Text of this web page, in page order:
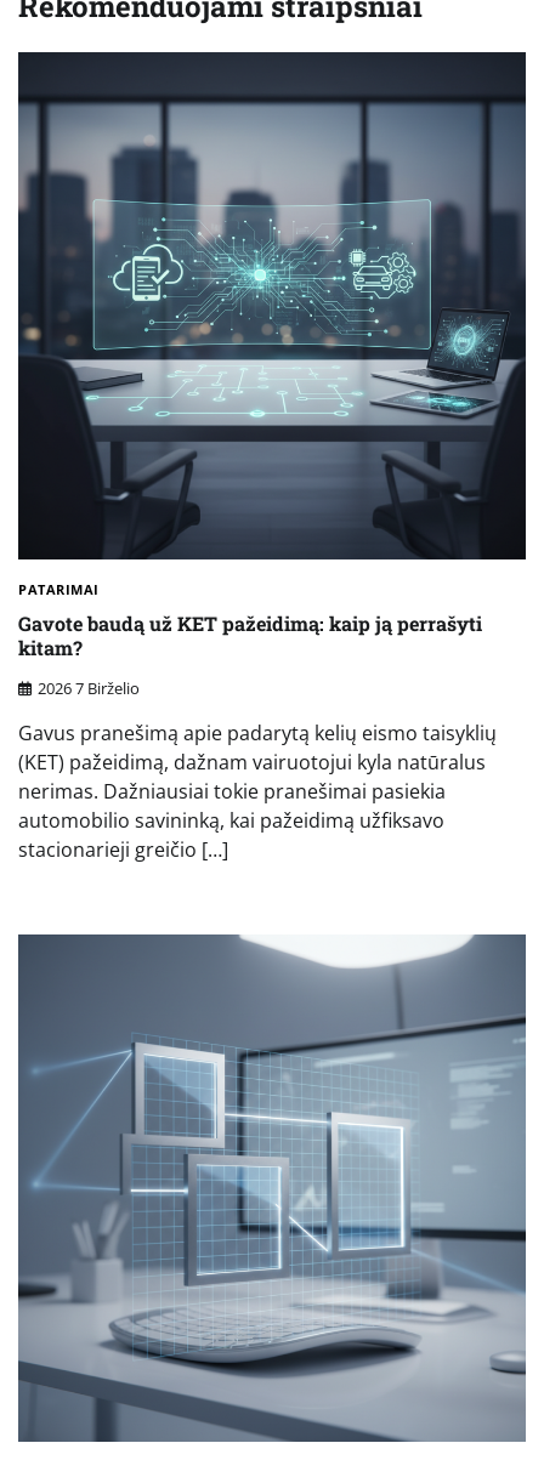
PATARIMAI
Gavote baudą už KET pažeidimą: kaip ją perrašyti
kitam?
2026 7 Birželio
Gavus pranešimą apie padarytą kelių eismo taisyklių
(KET) pažeidimą, dažnam vairuotojui kyla natūralus
nerimas. Dažniausiai tokie pranešimai pasiekia
automobilio savininką, kai pažeidimą užfiksavo
stacionarieji greičio […]